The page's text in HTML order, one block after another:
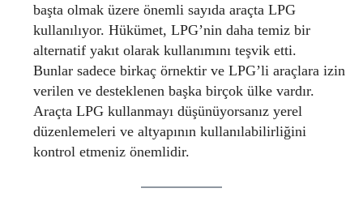
başta olmak üzere önemli sayıda araçta LPG
kullanılıyor. Hükümet, LPG’nin daha temiz bir
alternatif yakıt olarak kullanımını teşvik etti.
Bunlar sadece birkaç örnektir ve LPG’li araçlara izin
verilen ve desteklenen başka birçok ülke vardır.
Araçta LPG kullanmayı düşünüyorsanız yerel
düzenlemeleri ve altyapının kullanılabilirliğini
kontrol etmeniz önemlidir.